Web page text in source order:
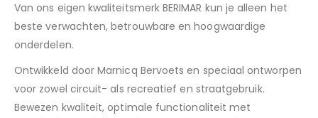
Van ons eigen kwaliteitsmerk BERIMAR kun je alleen het
beste verwachten, betrouwbare en hoogwaardige
onderdelen.
Ontwikkeld door Marnicq Bervoets en speciaal ontworpen
voor zowel circuit- als recreatief en straatgebruik.
Bewezen kwaliteit, optimale functionaliteit met